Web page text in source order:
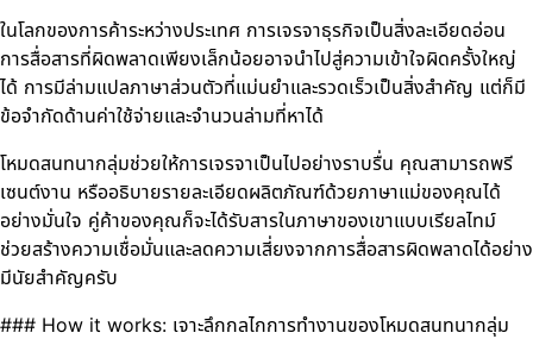
ในโลกของการค้าระหว่างประเทศ การเจรจาธุรกิจเป็นสิ่งละเอียดอ่อน
การสื่อสารที่ผิดพลาดเพียงเล็กน้อยอาจนำไปสู่ความเข้าใจผิดครั้งใหญ่
ได้ การมีล่ามแปลภาษาส่วนตัวที่แม่นยำและรวดเร็วเป็นสิ่งสำคัญ แต่ก็มี
ข้อจำกัดด้านค่าใช้จ่ายและจำนวนล่ามที่หาได้
โหมดสนทนากลุ่มช่วยให้การเจรจาเป็นไปอย่างราบรื่น คุณสามารถพรี
เซนต์งาน หรืออธิบายรายละเอียดผลิตภัณฑ์ด้วยภาษาแม่ของคุณได้
อย่างมั่นใจ คู่ค้าของคุณก็จะได้รับสารในภาษาของเขาแบบเรียลไทม์
ช่วยสร้างความเชื่อมั่นและลดความเสี่ยงจากการสื่อสารผิดพลาดได้อย่าง
มีนัยสำคัญครับ
### How it works: เจาะลึกกลไกการทำงานของโหมดสนทนากลุ่ม